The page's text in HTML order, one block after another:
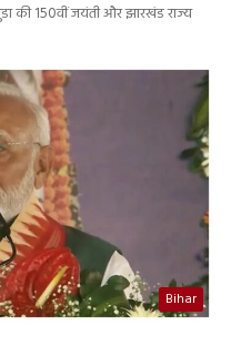
की 150वीं जयंती और झारखंड राज्य
Bihar